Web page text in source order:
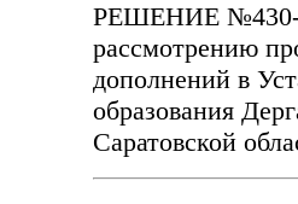
РЕШЕНИЕ №430-
рассмотрению
дополнений в
образования
Саратовской